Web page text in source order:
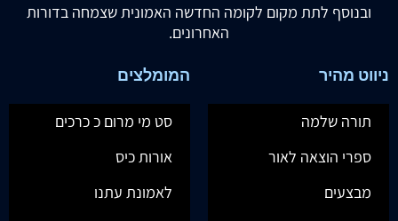
ובנוסף לתת מקום לקומה החדשה האמונית שצמחה בדורות
האחרונים.
ניווט מהיר
תורה שלמה
ספרי הוצאה לאור
מבצעים
המומלצים
סט מי מרום כ כרכים
אורות כיס
לאמונת עתנו